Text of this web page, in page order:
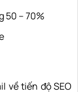
50 – 70%
về tiến độ SEO